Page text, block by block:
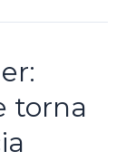
torna